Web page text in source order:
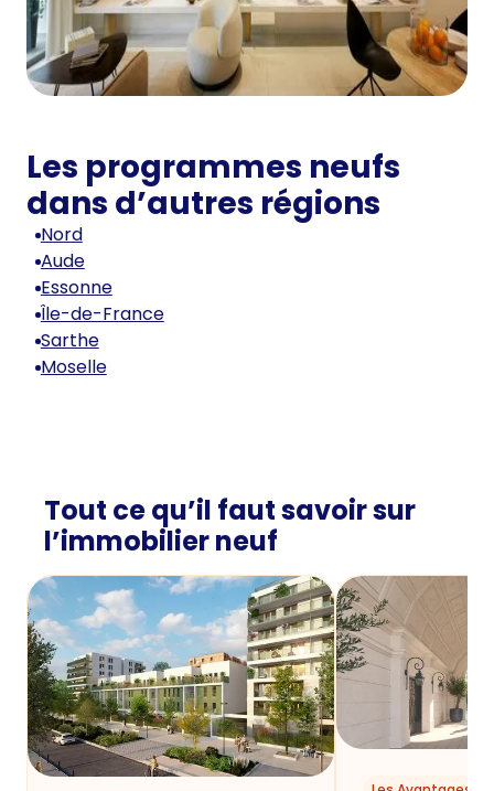
Les programmes neufs
dans d’autres régions
Nord
Aude
Essonne
Île-de-France
Sarthe
Moselle
Tout ce qu’il faut savoir sur
l’immobilier neuf